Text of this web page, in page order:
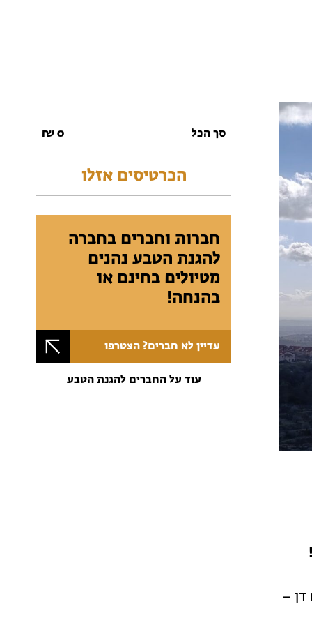
דן –
סך הכל 0
₪
הכרטיסים אזלו
חברות וחברים בחברה
להגנת הטבע נהנים
מטיולים בחינם או
בהנחה!
עדיין לא חברים? הצטרפו
עוד על החברים להגנת הטבע